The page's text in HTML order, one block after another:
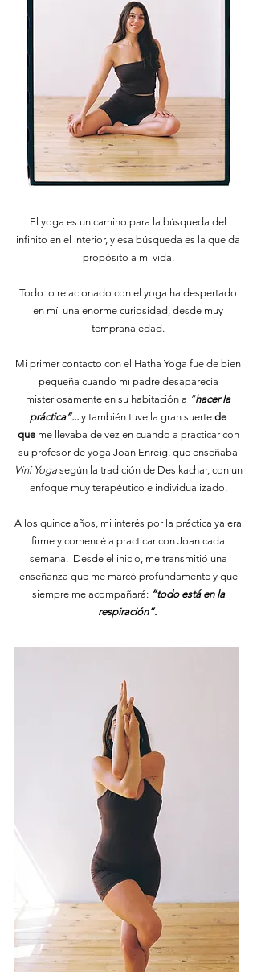
El yoga es un camino para la búsqueda del
infinito en el interior, y esa búsqueda es la que da
propósito a mi vida.
Todo lo relacionado con el yoga ha despertado
en mí una enorme curiosidad, desde muy
temprana edad.
Mi primer contacto con el Hatha Yoga fue de bien
pequeña cuando mi padre desaparecía
misteriosamente en su habitación a “hacer la
práctica”... y también tuve la gran suerte de
que me llevaba de vez en cuando a practicar con
su profesor de yoga Joan Enreig, que enseñaba
Vini Yogasegún la tradición de Desikachar, con un
enfoque muy terapéutico e individualizado.
A los quince años, mi interés por la práctica ya era
firme y comencé a practicar con Joan cada
semana. Desde el inicio, me transmitió una
enseñanza que me marcó profundamente y que
siempre me acompañará: “todo está en la
respiración”.